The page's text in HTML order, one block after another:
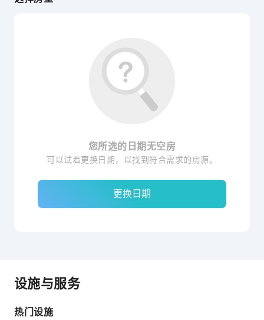
您所选的日期无空房
可以试着更换日期，以找到符合需求的房源。
更换日期
设施与服务
热门设施